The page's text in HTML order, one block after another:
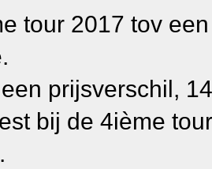
tour 2017 tov
prijsverschil,
bij de 4ième